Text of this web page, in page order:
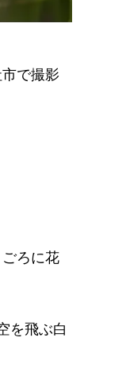
で撮影
ろに花
を飛ぶ白